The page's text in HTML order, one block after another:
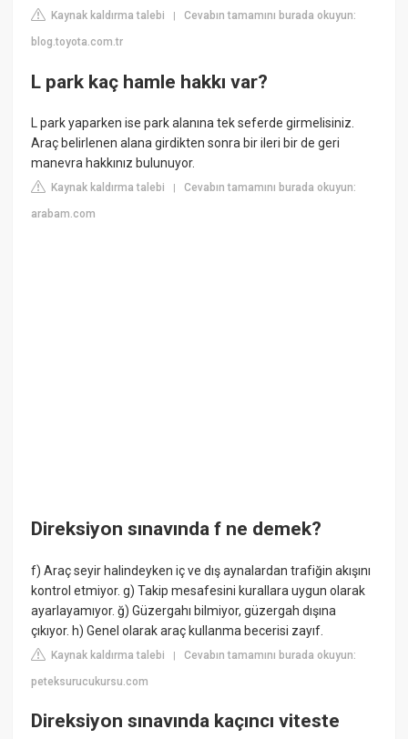
Kaynak kaldırma talebi |Cevabın tamamını burada okuyun:
blog.toyota.com.tr
L park kaç hamle hakkı var?
L park yaparken ise park alanına tek seferde girmelisiniz.
Araç belirlenen alana girdikten sonra bir ileri bir de geri
manevra hakkınız bulunuyor.
Kaynak kaldırma talebi |Cevabın tamamını burada okuyun:
arabam.com
Direksiyon sınavında f ne demek?
f) Araç seyir halindeyken iç ve dış aynalardan trafiğin akışını
kontrol etmiyor. g) Takip mesafesini kurallara uygun olarak
ayarlayamıyor. ğ) Güzergahı bilmiyor, güzergah dışına
çıkıyor. h) Genel olarak araç kullanma becerisi zayıf.
Kaynak kaldırma talebi |Cevabın tamamını burada okuyun:
peteksurucukursu.com
Direksiyon sınavında kaçıncı viteste